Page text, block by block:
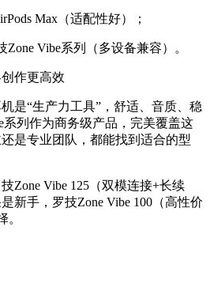
Max（适配性好）；
Zone Vibe系列（多设备兼容）。
作更高效
是“生产力工具”， 舒适、音质、稳
系列作为商务级产品，完美覆盖这
是专业团队，都能找到适合的型
Zone Vibe 125 （双模连接+长续
新手， 罗技Zone Vibe 100 （高性价
。